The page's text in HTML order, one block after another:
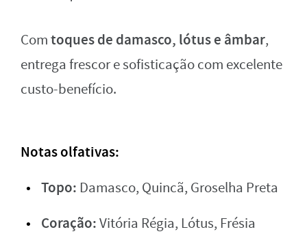
Comtoques de damasco, lótus e âmbar,
entrega frescor e sofisticação com excelente
custo-benefício.
Notas olfativas:
Topo: Damasco, Quincã, Groselha Preta
Coração:Vitória Régia, Lótus, Frésia